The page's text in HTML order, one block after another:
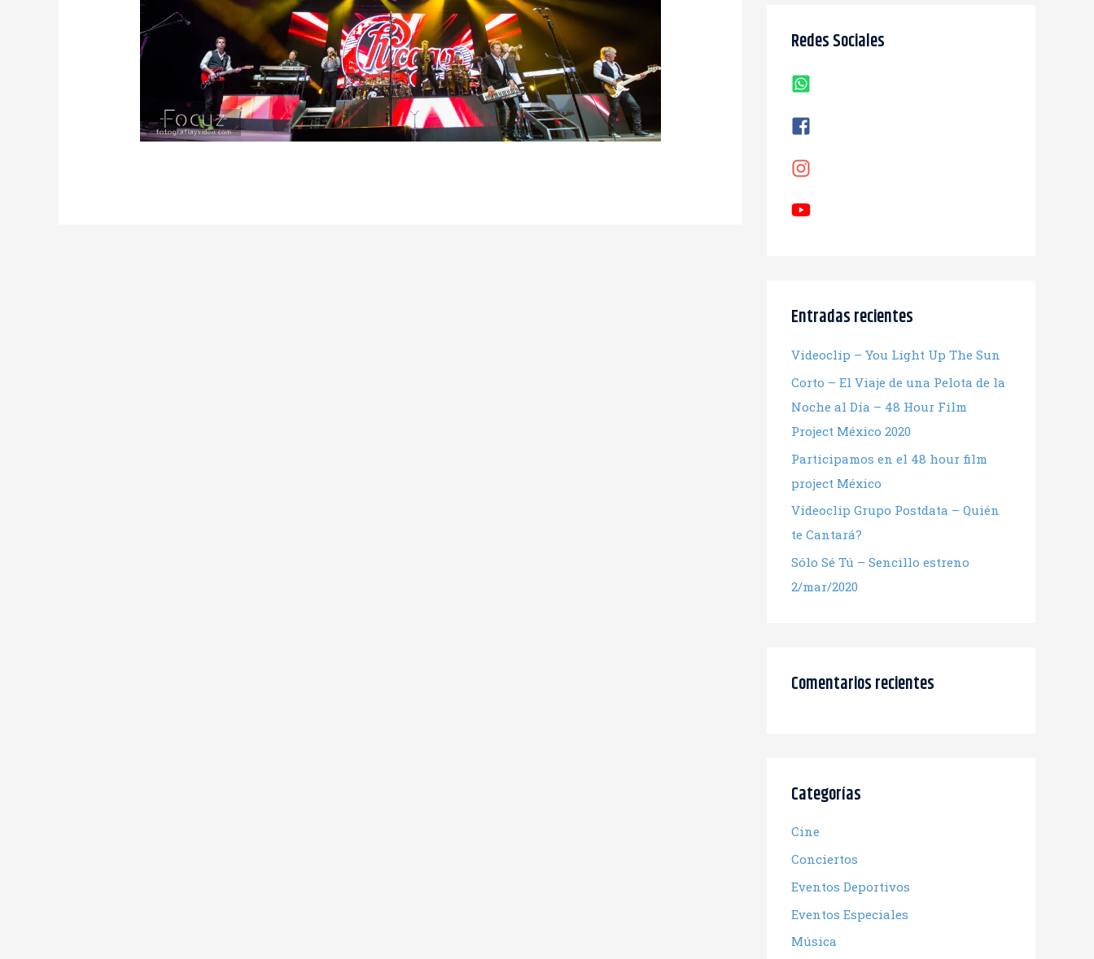
Redes Sociales
Entradas recientes
Videoclip – You Light Up The Sun
Corto – El Viaje de una Pelota de la
Noche al Día – 48 Hour Film
Project México 2020
Participamos en el 48 hour film
project México
Videoclip Grupo Postdata – Quién
te Cantará?
Sólo Sé Tú – Sencillo estreno
2/mar/2020
Comentarios recientes
Categorías
Cine
Conciertos
Eventos Deportivos
Eventos Especiales
Música